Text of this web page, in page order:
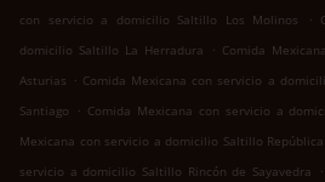
con servicio a domicilio Saltillo Los Molinos
.
domicilio Saltillo La Herradura
. Comida
Asturias . Comida Mexicana con servicio a
Santiago
. Comida Mexicana con servicio a
Mexicana con servicio a domicilio Saltillo
servicio a domicilio Saltillo Rincón de Sayavedra
.